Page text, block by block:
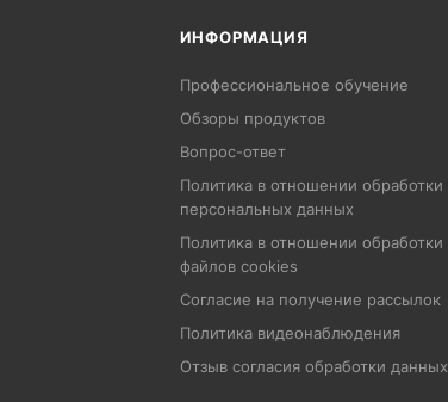
ИНФОРМАЦИЯ
Профессиональное обучение
Обзоры продуктов
Вопрос-ответ
Политика в отношении обработки
персональных данных
Политика в отношении обработки
файлов cookies
Согласие на получение рассылок
Политика видеонаблюдения
Отзыв согласия обработки данных